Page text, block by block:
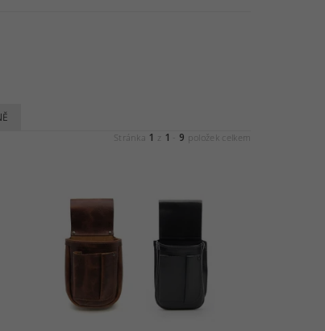
Stránka 1 z 1 9 položek celkem